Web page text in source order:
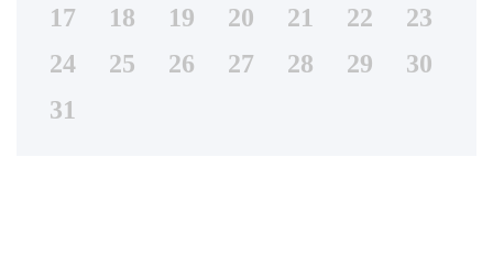
17
18 19 20 21 22
23
24
25 26 27 28 29
30
31